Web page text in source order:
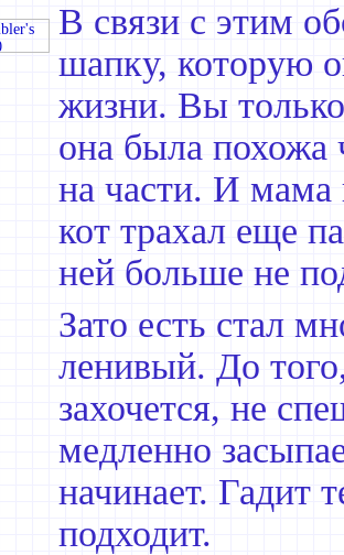
В связи с этим
шапку, которую
жизни. Вы
она была похожа
на части. И
кот трахал еще
ней больше не
Зато есть стал
ленивый. До
захочется, не
медленно
начинает. Гадит
подходит.